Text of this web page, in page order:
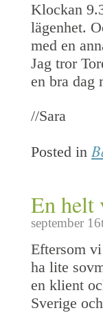
Klockan
lägenhet.
med en
Jag tror
en bra dag
//Sara
Posted in
En helt
september
Eftersom
ha lite
en klient
Sverige